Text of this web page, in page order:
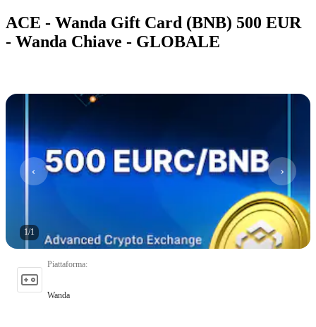
ACE - Wanda Gift Card (BNB) 500 EUR
- Wanda Chiave - GLOBALE
1/1
Piattaforma:
Wanda